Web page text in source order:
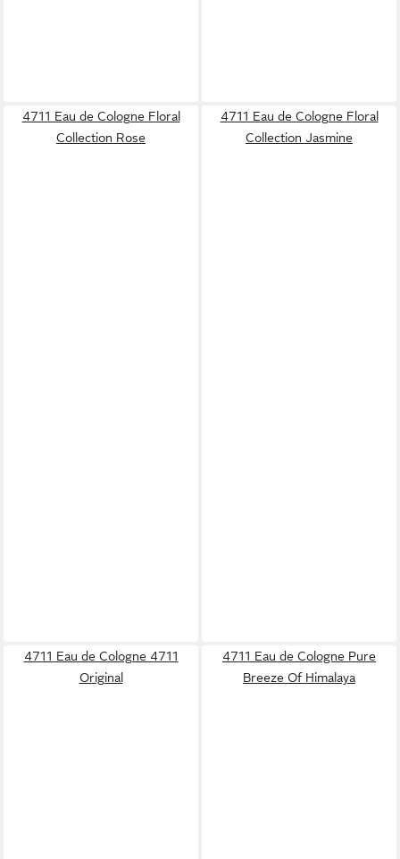
4711 Eau de Cologne Floral
Collection Rose
4711 Eau de Cologne Floral
Collection Jasmine
4711 Eau de Cologne 4711
Original
4711 Eau de Cologne Pure
Breeze Of Himalaya